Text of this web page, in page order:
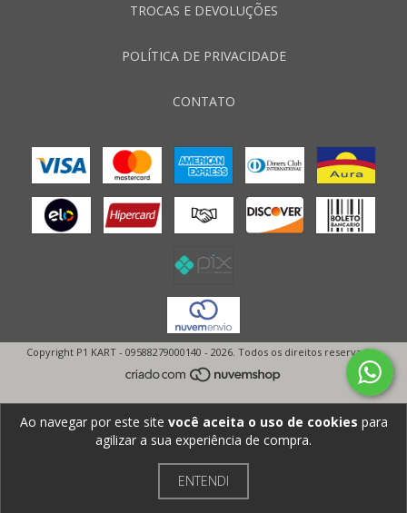
Ao navegar por este site você aceita o uso de cookies para
agilizar a sua experiência de compra.
ENTENDI
TROCAS E DEVOLUÇÕES
POLÍTICA DE PRIVACIDADE
CONTATO
Copyright P1 KART - 09588279000140 - 2026. Todos os direitos reservados.